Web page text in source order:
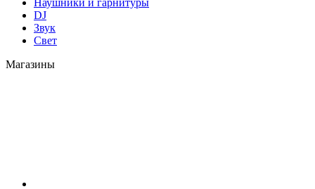
Наушники и гарнитуры
DJ
Звук
Свет
Магазины